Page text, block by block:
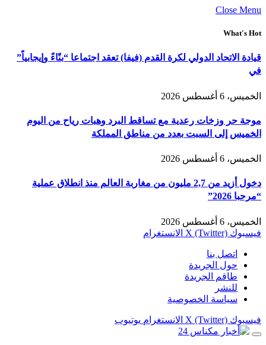
Close Menu
What's Hot
قيادة الاتحاد الدولي لكرة القدم (فيفا) تعقد اجتماعا “بنّاءً وإيجابياً”
في
الخميس، 6 أغسطس 2026
موجة حر وزخات رعدية مع تساقط البرد وهبات رياح من اليوم
الخميس إلى السبت بعدد من مناطق المملكة
الخميس، 6 أغسطس 2026
دخول أزيد من 2,7 مليون من مغاربة العالم منذ انطلاق عملية
“مرحبا 2026”
الخميس، 6 أغسطس 2026
فيسبوك X (Twitter) الانستغرام
اتصل بنا
حول الجريدة
طاقم الجريدة
للنشر
سياسة الخصوصية
فيسبوك X (Twitter) الانستغرام يوتيوب